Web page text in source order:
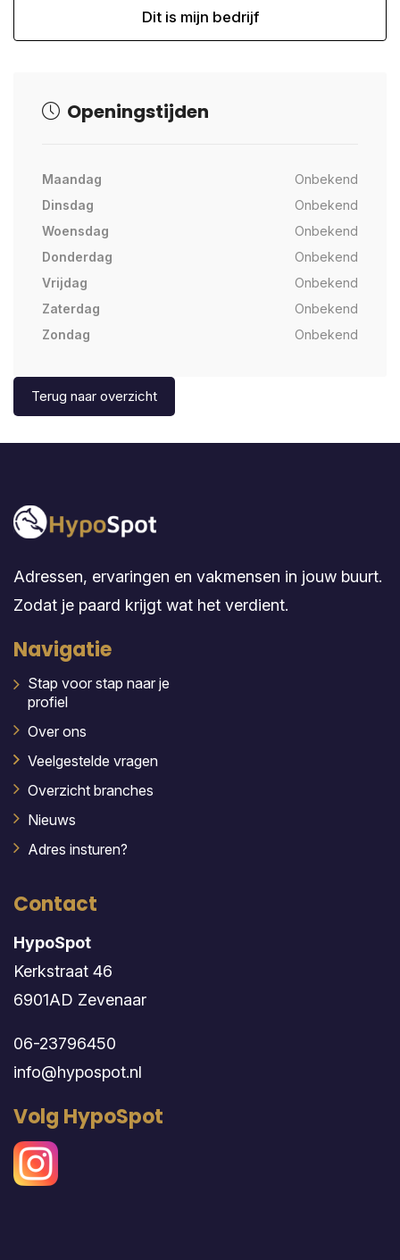
Dit is mijn bedrijf
Openingstijden
Maandag
Onbekend
Dinsdag
Onbekend
Woensdag
Onbekend
Donderdag
Onbekend
Vrijdag
Onbekend
Zaterdag
Onbekend
Zondag
Onbekend
Terug naar overzicht
Adressen, ervaringen en vakmensen in jouw buurt.
Zodat je paard krijgt wat het verdient.
Navigatie
Stap voor stap naar je
profiel
Over ons
Veelgestelde vragen
Overzicht branches
Nieuws
Adres insturen?
Contact
HypoSpot
Kerkstraat 46
6901AD Zevenaar
06-23796450
info@hypospot.nl
Volg HypoSpot